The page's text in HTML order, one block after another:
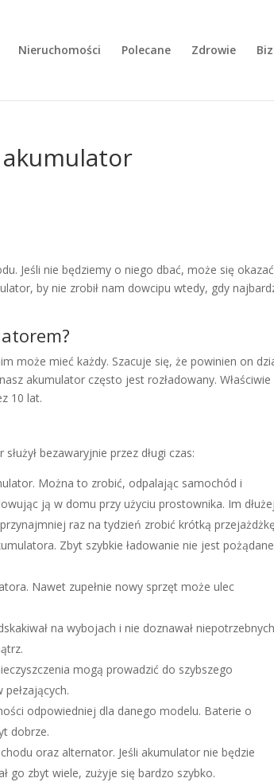
Nieruchomości Polecane Zdrowie
akumulator
Jeśli nie będziemy o niego dbać, może się
by nie zrobił nam dowcipu wtedy, gdy
może mieć każdy. Szacuje się, że powinien on
akumulator często jest rozładowany. Właściwie
10 lat.
bezawaryjnie przez długi czas:
Można to zrobić, odpalając samochód i
ją w domu przy użyciu prostownika. Im dłużej
raz na tydzień zrobić krótką
Zbyt szybkie ładowanie nie jest
Nawet zupełnie nowy sprzęt może ulec
na wybojach i nie doznawał niepotrzebnych
mogą prowadzić do szybszego
odpowiedniej dla danego modelu. Baterie o
dobrze.
oraz alternator. Jeśli akumulator nie będzie
go zbyt wiele, zużyje się bardzo szybko.